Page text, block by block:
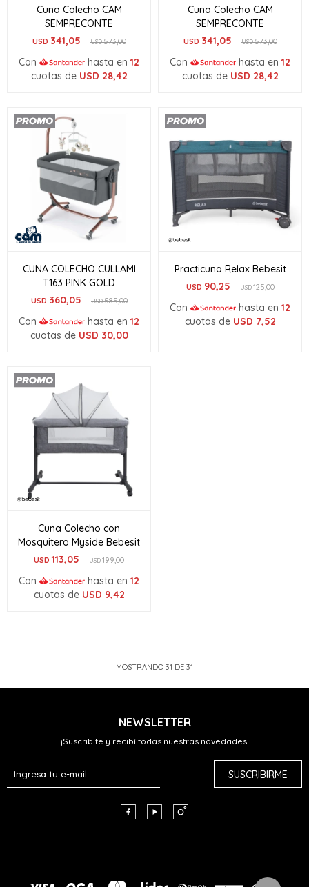
Cuna Colecho CAM
SEMPRECONTE
USD 341,05 USD573,00
Con hasta en 12
cuotas de USD 28,42
Cuna Colecho CAM
SEMPRECONTE
USD 341,05 USD573,00
Con hasta en 12
cuotas de USD 28,42
CUNA COLECHO CULLAMI
T163 PINK GOLD
USD 360,05 USD585,00
Con hasta en 12
cuotas de USD 30,00
Practicuna Relax Bebesit
USD 90,25 USD125,00
Con hasta en 12
cuotas de USD 7,52
Cuna Colecho con
Mosquitero Myside Bebesit
USD 113,05 USD199,00
Con hasta en 12
cuotas de USD 9,42
MOSTRANDO 31 DE 31
NEWSLETTER
¡Suscribite y recibí todas nuestras novedades!
SUSCRIBIRME
  